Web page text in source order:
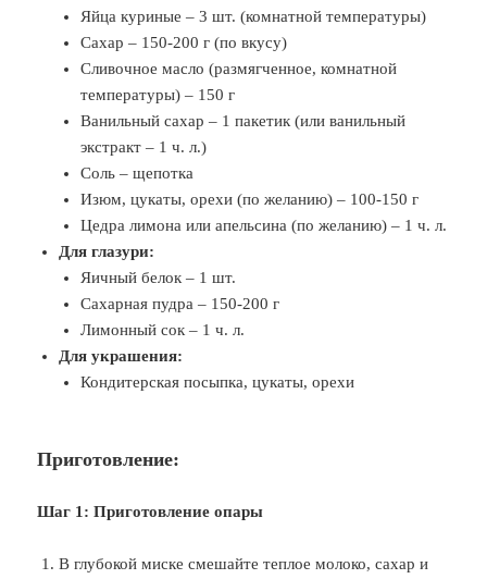
Яйца куриные – 3 шт. (комнатной температуры)
Сахар – 150-200 г (по вкусу)
Сливочное масло (размягченное, комнатной
температуры) – 150 г
Ванильный сахар – 1 пакетик (или ванильный
экстракт – 1 ч. л.)
Соль – щепотка
Изюм, цукаты, орехи (по желанию) – 100-150 г
Цедра лимона или апельсина (по желанию) – 1 ч. л.
Для глазури:
Яичный белок – 1 шт.
Сахарная пудра – 150-200 г
Лимонный сок – 1 ч. л.
Для украшения:
Кондитерская посыпка, цукаты, орехи
Приготовление:
Шаг 1: Приготовление опары
В глубокой миске смешайте теплое молоко, сахар и